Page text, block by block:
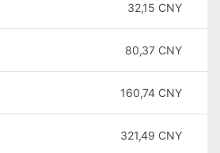
32,15 CNY
80,37 CNY
160,74 CNY
321,49 CNY